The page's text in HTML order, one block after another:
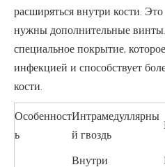
расширяться внутри кости. Это
нужны дополнительные
специальное покрытие,
инфекцией и способствует
кости.
Особенност
ь
Интрамедуллярны
й гвоздь
Внутри